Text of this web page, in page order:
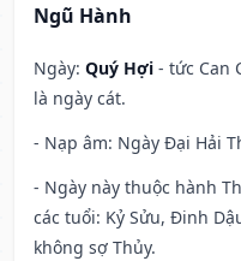
Ngũ Hành
Ngày: Quý Hợi - tức Can
là ngày cát.
- Nạp âm: Ngày Đại Hải
- Ngày này thuộc hành
các tuổi: Kỷ Sửu, Đinh
không sợ Thủy.